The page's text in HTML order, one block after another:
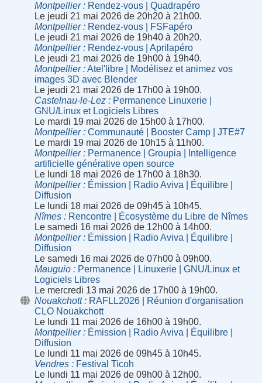
Montpellier
Rendez-vous | Quadrapéro
Le jeudi 21 mai 2026 de 20h20 à 21h00.
Montpellier
Rendez-vous | FSFapéro
Le jeudi 21 mai 2026 de 19h40 à 20h20.
Montpellier
Rendez-vous | Aprilapéro
Le jeudi 21 mai 2026 de 19h00 à 19h40.
Montpellier
Atel'libre | Modélisez et animez vos
images 3D avec Blender
Le jeudi 21 mai 2026 de 17h00 à 19h00.
Castelnau-le-Lez
Permanence Linuxerie |
GNU/Linux et Logiciels Libres
Le mardi 19 mai 2026 de 15h00 à 17h00.
Montpellier
Communauté | Booster Camp | JTE#7
Le mardi 19 mai 2026 de 10h15 à 11h00.
Montpellier
Permanence | Groupia | Intelligence
artificielle générative open source
Le lundi 18 mai 2026 de 17h00 à 18h30.
Montpellier
Émission | Radio Aviva | Équilibre |
Diffusion
Le lundi 18 mai 2026 de 09h45 à 10h45.
Nîmes
Rencontre | Écosystème du Libre de Nîmes
Le samedi 16 mai 2026 de 12h00 à 14h00.
Montpellier
Émission | Radio Aviva | Équilibre |
Diffusion
Le samedi 16 mai 2026 de 07h00 à 09h00.
Mauguio
Permanence | Linuxerie | GNU/Linux et
Logiciels Libres
Le mercredi 13 mai 2026 de 17h00 à 19h00.
Nouakchott
RAFLL2026 | Réunion d'organisation
CLO Nouakchott
Le lundi 11 mai 2026 de 16h00 à 19h00.
Montpellier
Émission | Radio Aviva | Équilibre |
Diffusion
Le lundi 11 mai 2026 de 09h45 à 10h45.
Vendres
Festival Ticoh
Le lundi 11 mai 2026 de 09h00 à 12h00.